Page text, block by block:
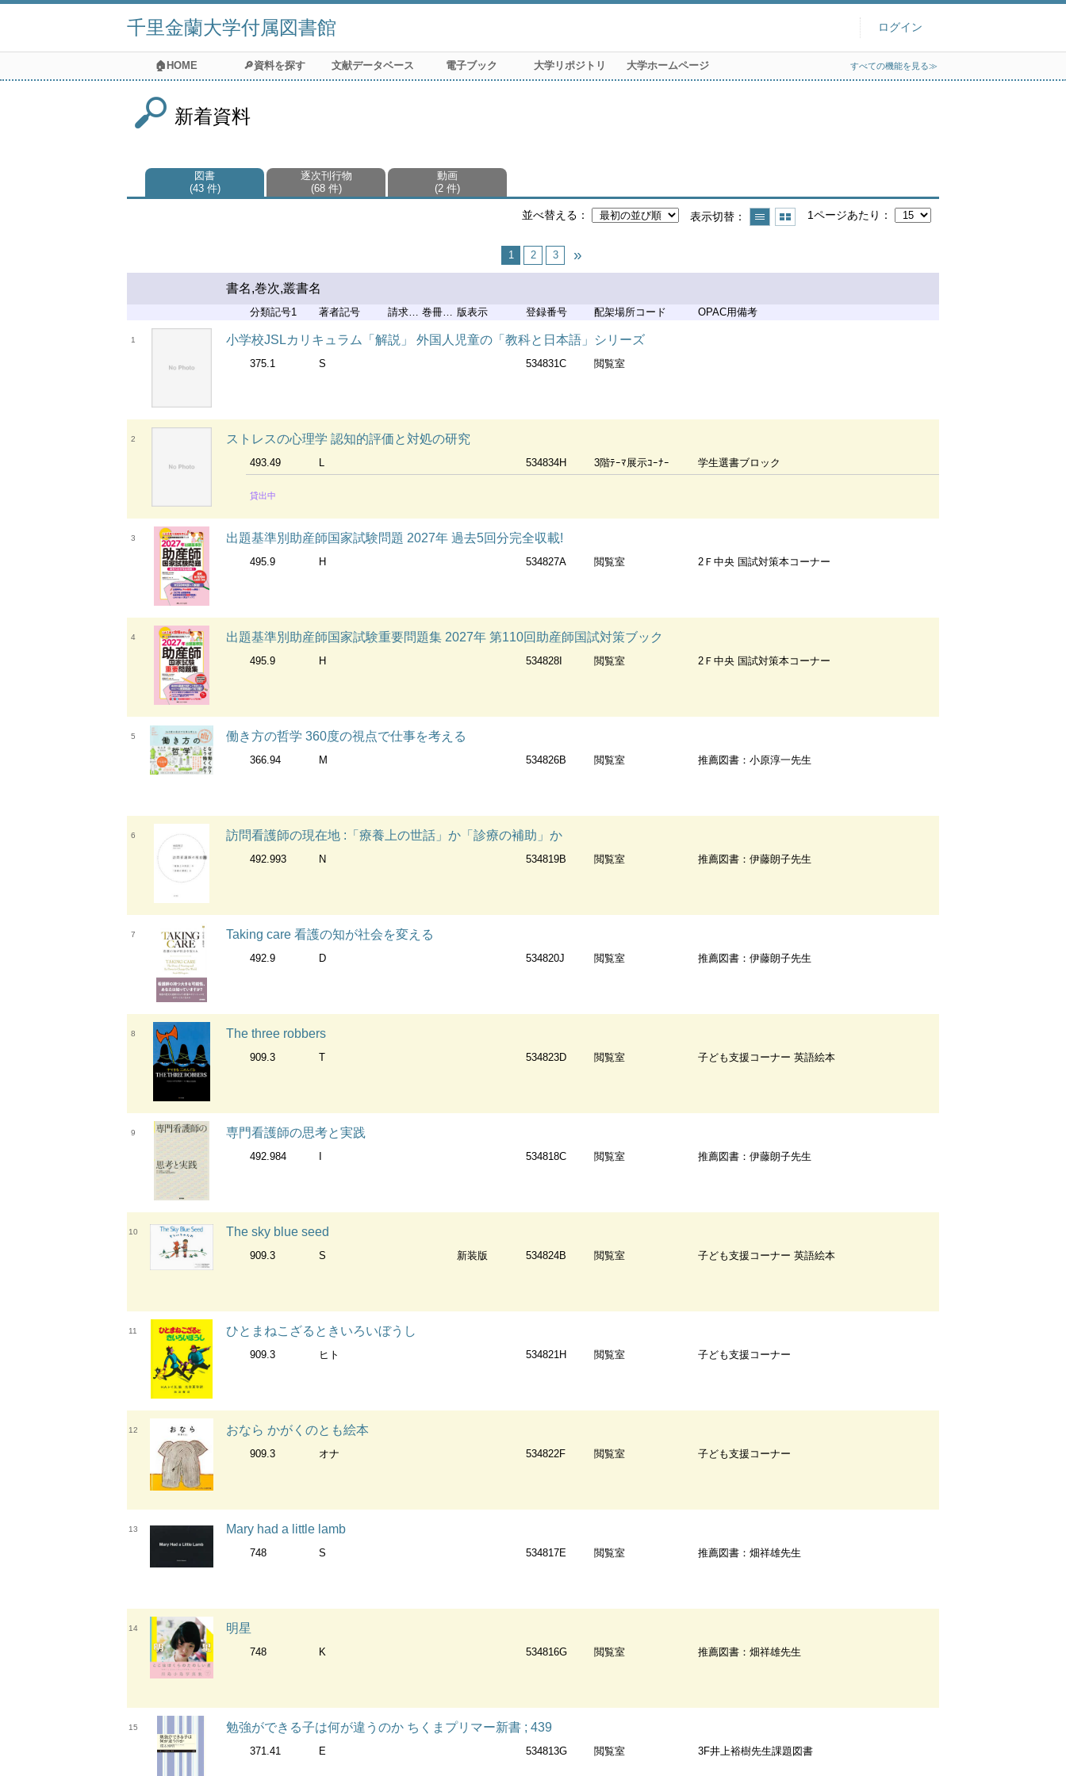
千里金蘭大学付属図書館 ログイン
🏠HOME 🔎資料を探す 文献データベース 電子ブック 大学リポジトリ 大学ホームページ すべての機能を見る≫
新着資料
図書
43 件
逐次刊行物
68 件
動画
2 件
並べ替える 表示切替 1ページあたり
1 2 3
書名,巻次,叢書名
分類記号1 著者記号 請求記号 巻冊記号 版表示 登録番号 配架場所コード OPAC用備考
1 小学校JSLカリキュラム「解説」 外国人児童の「教科と日本語」シリーズ
375.1 S 534831C 閲覧室
2 ストレスの心理学 認知的評価と対処の研究
493.49 L 534834H 3階ﾃｰﾏ展示ｺｰﾅｰ 学生選書ブロック
貸出中
3 出題基準別助産師国家試験問題 2027年 過去5回分完全収載!
495.9 H 534827A 閲覧室 2Ｆ中央 国試対策本コーナー
4 出題基準別助産師国家試験重要問題集 2027年 第110回助産師国試対策ブック
495.9 H 534828I 閲覧室 2Ｆ中央 国試対策本コーナー
5 働き方の哲学 360度の視点で仕事を考える
366.94 M 534826B 閲覧室 推薦図書：小原淳一先生
6 訪問看護師の現在地 :「療養上の世話」か「診療の補助」か
492.993 N 534819B 閲覧室 推薦図書：伊藤朗子先生
7 Taking care 看護の知が社会を変える
492.9 D 534820J 閲覧室 推薦図書：伊藤朗子先生
8 The three robbers
909.3 T 534823D 閲覧室 子ども支援コーナー 英語絵本
9 専門看護師の思考と実践
492.984 534818C 閲覧室 推薦図書：伊藤朗子先生
10 The sky blue seed
909.3 S 新装版 534824B 閲覧室 子ども支援コーナー 英語絵本
11 ひとまねこざるときいろいぼうし
909.3 ヒト 534821H 閲覧室 子ども支援コーナー
12 おなら かがくのとも絵本
909.3 オナ 534822F 閲覧室 子ども支援コーナー
13 Mary had a little lamb
748 S 534817E 閲覧室 推薦図書：畑祥雄先生
14 明星
748 K 534816G 閲覧室 推薦図書：畑祥雄先生
15 勉強ができる子は何が違うのか ちくまプリマー新書 ; 439
371.41 E 534813G 閲覧室 3F井上裕樹先生課題図書